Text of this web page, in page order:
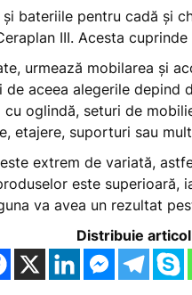
bateriile pentru cadă și
III. Acesta
urmează mobilarea și
aceea alegerile depind
oglindă, seturi de
etajere, suporturi sau
extrem de variată,
este superioară,
va avea un rezultat
Distribuie articol